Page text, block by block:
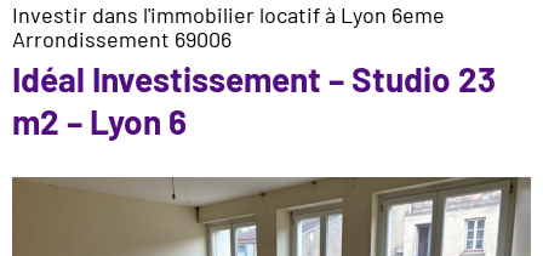
Investir dans l'immobilier locatif à Lyon 6eme
Arrondissement 69006
Idéal Investissement – Studio 23
m2 – Lyon 6